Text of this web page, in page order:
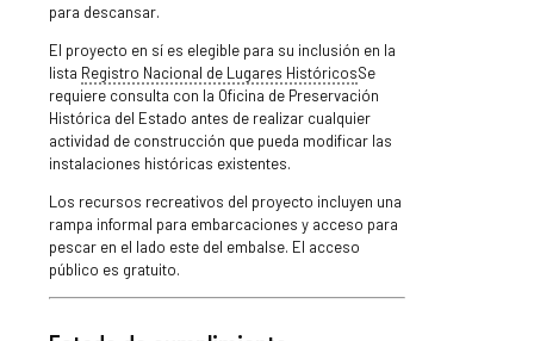
para descansar.
El proyecto en sí es elegible para su inclusión en la
lista Registro Nacional de Lugares HistóricosSe
requiere consulta con la Oficina de Preservación
Histórica del Estado antes de realizar cualquier
actividad de construcción que pueda modificar las
instalaciones históricas existentes.
Los recursos recreativos del proyecto incluyen una
rampa informal para embarcaciones y acceso para
pescar en el lado este del embalse. El acceso
público es gratuito.